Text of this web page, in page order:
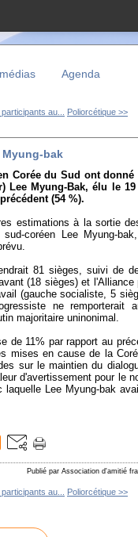
Agenda
au... Poliorcétique >>
bak
Corée du Sud ont
Lee Myung-Bak, élu le
(54 %).
estimations à la sortie
coréen Lee Myung-
81 sièges, suivi de
(18 sièges) et l'Alliance
(gauche socialiste, 5
ne remporterait
majoritaire uninonimal.
de 11% par rapport au
mises en cause de la
sur le maintien du
d'avertissement pour le
Lee Myung-bak
Publié par Association d'amitié
au... Poliorcétique >>